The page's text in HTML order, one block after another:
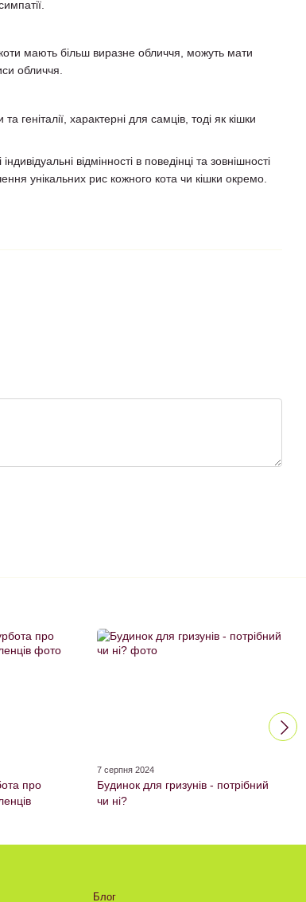
мають більш виразне обличчя, можуть мати
обличчя.
геніталії, характерні для самців, тоді як кішки
відмінності в поведінці та зовнішності
унікальних рис кожного кота чи кішки окремо.
про
7 серпня 2024
Будинок для гризунів - потрібний
чи ні?
Блог